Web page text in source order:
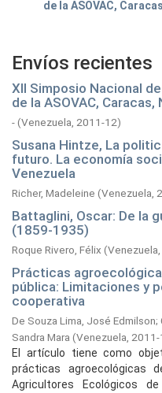
de la ASOVAC,
Envíos recientes
XII Simposio Nacional
de la ASOVAC,
-(Venezuela, 2011-12)
Susana Hintze, La
futuro. La economía
Venezuela
Richer, Madeleine (Venezuela,
Battaglini, Oscar: De la
(1859-1935)
Roque Rivero, Félix (Venezuela,
Prácticas
pública: Limitaciones y
cooperativa
De Souza Lima, José Edmilson;
Sandra Mara (Venezuela, 2011-
El artículo tiene como
prácticas agroecológicas
Agricultores Ecológicos